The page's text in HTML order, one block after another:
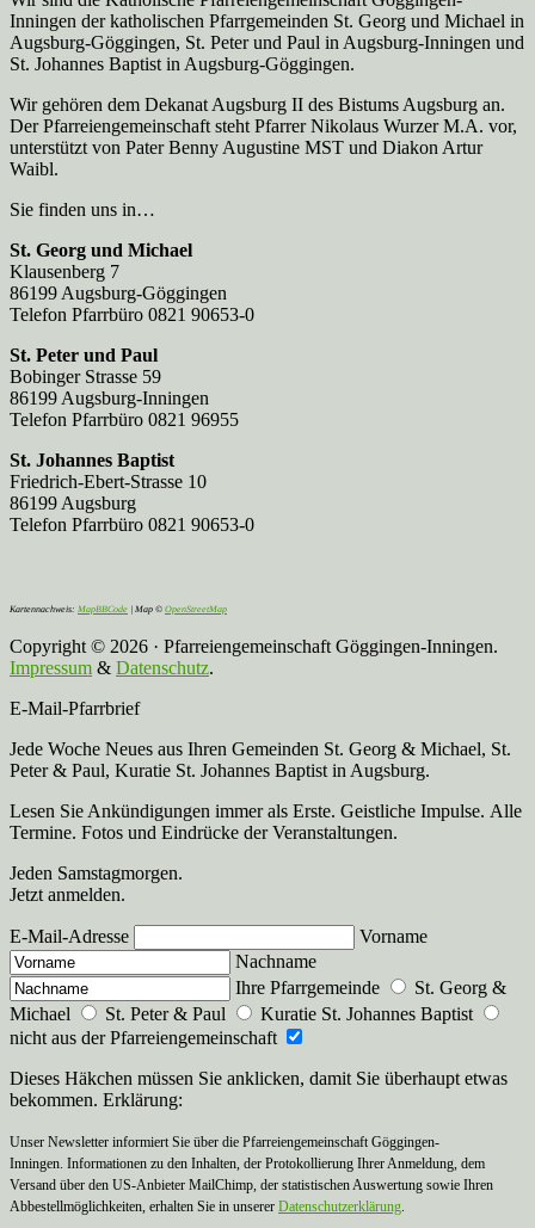
Inningen der katholischen Pfarrgemeinden St. Georg und Michael in
Augsburg-Göggingen, St. Peter und Paul in Augsburg-Inningen und
St. Johannes Baptist in Augsburg-Göggingen.
Wir gehören dem Dekanat Augsburg II des Bistums Augsburg an.
Der Pfarreien­gemeinschaft steht Pfarrer Nikolaus Wurzer M.A. vor,
unterstützt von Pater Benny Augustine MST und Diakon Artur
Waibl.
Sie finden uns in…
St. Georg und Michael
Klausenberg 7
86199 Augsburg-Göggingen
Telefon Pfarrbüro 0821 90653-0
St. Peter und Paul
Bobinger Strasse 59
86199 Augsburg-Inningen
Telefon Pfarrbüro 0821 96955
St. Johannes Baptist
Friedrich-Ebert-Strasse 10
86199 Augsburg
Telefon Pfarrbüro 0821 90653-0
Kartennachweis: MapBBCode | Map © OpenStreetMap
Copyright © 2026 · Pfarreiengemeinschaft Göggingen-Inningen.
Impressum & Datenschutz.
E-Mail-Pfarrbrief
Jede Woche Neues aus Ihren Gemeinden St. Georg & Michael, St.
Peter & Paul, Kuratie St. Johannes Baptist in Augsburg.
Lesen Sie Ankündigungen immer als Erste. Geistliche Impulse. Alle
Termine. Fotos und Eindrücke der Veranstaltungen.
Jeden Samstagmorgen.
Jetzt anmelden.
E-Mail-Adresse
Vorname
Nachname
Ihre Pfarrgemeinde
St. Georg &
Michael
St. Peter & Paul
Kuratie St. Johannes Baptist
nicht aus der Pfarreiengemeinschaft
Dieses Häkchen müssen Sie anklicken, damit Sie überhaupt etwas
bekommen. Erklärung:
Unser Newsletter informiert Sie über die Pfarreiengemeinschaft Göggingen-
Inningen. Informationen zu den Inhalten, der Protokollierung Ihrer Anmeldung, dem
Versand über den US-Anbieter MailChimp, der statistischen Auswertung sowie Ihren
Abbestellmöglichkeiten, erhalten Sie in unserer Datenschutzerklärung.